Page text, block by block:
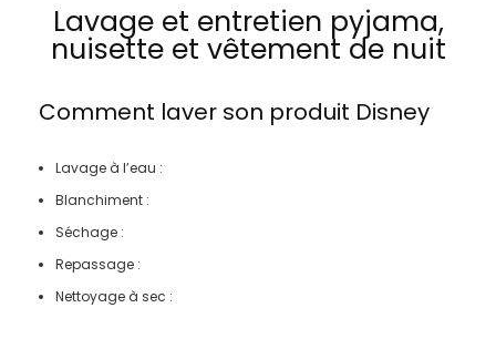
Lavage et entretien pyjama,
nuisette et vêtement de nuit
Comment laver son produit Disney
Lavage à l’eau :
Blanchiment :
Séchage :
Repassage :
Nettoyage à sec :